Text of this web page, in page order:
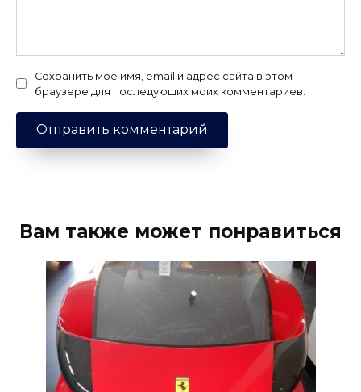
Сохранить моё имя, email и адрес сайта в этом
браузере для последующих моих комментариев.
Вам также может понравиться